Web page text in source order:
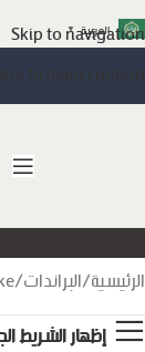
Skip to navigation
to main content
العربية ▼
الرئيسية البراندات
إظهار الشريط